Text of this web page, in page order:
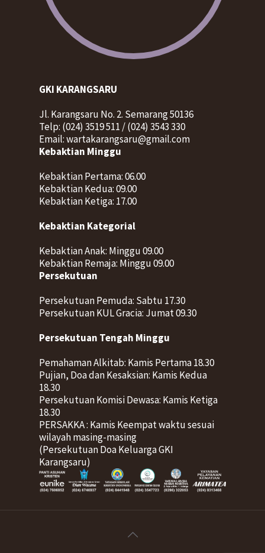
GKI KARANGSARU
Jl. Karangsaru No. 2. Semarang 50136
Telp: (024) 3519 511 / (024) 3543 330
Email: wartakarangsaru@gmail.com
Kebaktian Minggu
Kebaktian Pertama: 06.00
Kebaktian Kedua: 09.00
Kebaktian Ketiga: 17.00
Kebaktian Kategorial
Kebaktian Anak: Minggu 09.00
Kebaktian Remaja: Minggu 09.00
Persekutuan
Persekutuan Pemuda: Sabtu 17.30
Persekutuan KUL Gracia: Jumat 09.30
Persekutuan Tengah Minggu
Pemahaman Alkitab: Kamis Pertama 18.30
Pujian, Doa dan Kesaksian: Kamis Kedua
18.30
Persekutuan Komisi Dewasa: Kamis Ketiga
18.30
PERSAKKA : Kamis Keempat waktu sesuai
wilayah masing-masing
(Persekutuan Doa Keluarga GKI
Karangsaru)